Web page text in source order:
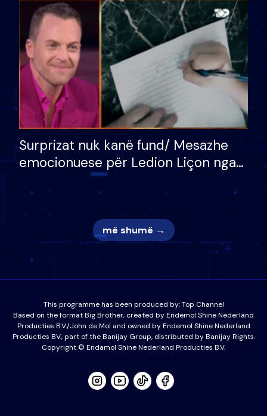
mungojë zilja e mëngjesit kur…
Surprizat nuk kanë fund/ Mesazhe
emocionuese për Ledion Liçon nga
nëna dhe fëmijët e tij, moderatori
nuk i mban dot lotët: Nuk meritoj…
më shumë →
This programme has been produced by:Top Channel
Based on the format Big Brother, created by Endemol Shine Nederland
Producties B.V./John de Mol and owned by Endemol Shine Nederland
Producties BV., part of the Banijay Group, distributed by Banijay Rights.
Copyright © Endamol Shine Nederland Producties B.V.